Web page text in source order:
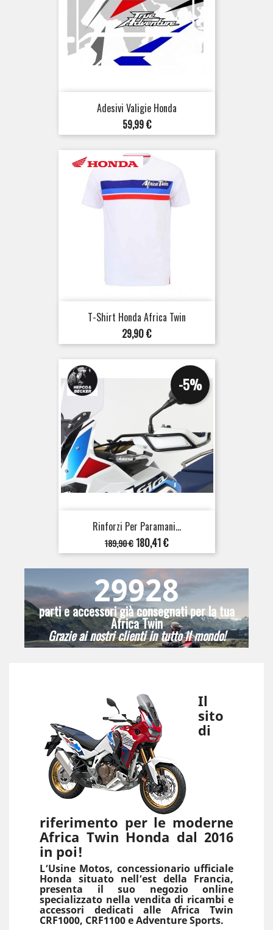
Adesivi Valigie Honda
Prezzo
59,99 €
T-Shirt Honda Africa Twin
Prezzo
29,90 €
Rinforzi Per Paramani...
Prezzo
base
189,90 €
-5%
Prezzo
180,41 €
29928
parti e accessori già consegnati per la tua
Africa Twin
Grazie ai nostri clienti in tutto il mondo!
Il
sito
di
riferimento per le moderne
Africa Twin Honda dal 2016
in poi!
L’Usine Motos, concessionario ufficiale
Honda situato nell’est della Francia,
presenta il suo negozio online
specializzato nella vendita di ricambi e
accessori dedicati alle Africa Twin
CRF1000, CRF1100 e Adventure Sports.